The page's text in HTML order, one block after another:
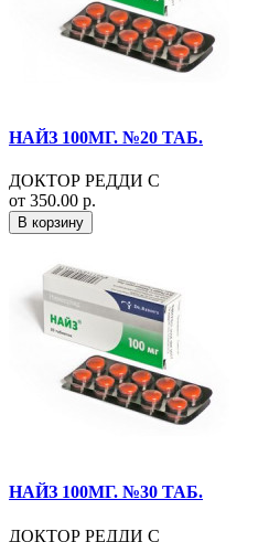
НАЙЗ 100МГ. №20 ТАБ.
ДОКТОР РЕДДИ С
от 350.00 р.
В корзину
НАЙЗ 100МГ. №30 ТАБ.
ДОКТОР РЕДДИ С